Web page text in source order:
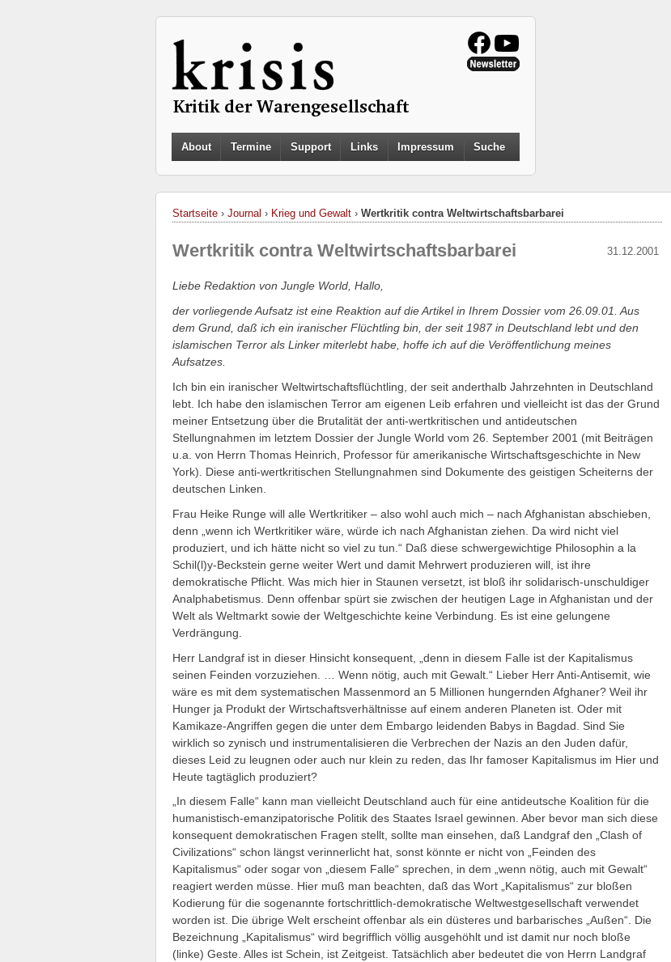
About Termine Support Links Impressum Suche
Startseite › Journal › Krieg und Gewalt › Wertkritik contra Weltwirtschaftsbarbarei
31.12.2001
Wertkritik contra Weltwirtschaftsbarbarei
Liebe Redaktion von Jungle World, Hallo,
der vorliegende Aufsatz ist eine Reaktion auf die Artikel in Ihrem Dossier vom 26.09.01. Aus
dem Grund, daß ich ein iranischer Flüchtling bin, der seit 1987 in Deutschland lebt und den
islamischen Terror als Linker miterlebt habe, hoffe ich auf die Veröffentlichung meines
Aufsatzes.
Ich bin ein iranischer Weltwirtschaftsflüchtling, der seit anderthalb Jahrzehnten in Deutschland
lebt. Ich habe den islamischen Terror am eigenen Leib erfahren und vielleicht ist das der Grund
meiner Entsetzung über die Brutalität der anti-wertkritischen und antideutschen
Stellungnahmen im letztem Dossier der Jungle World vom 26. September 2001 (mit Beiträgen
u.a. von Herrn Thomas Heinrich, Professor für amerikanische Wirtschaftsgeschichte in New
York). Diese anti-wertkritischen Stellungnahmen sind Dokumente des geistigen Scheiterns der
deutschen Linken.
Frau Heike Runge will alle Wertkritiker – also wohl auch mich – nach Afghanistan abschieben,
denn „wenn ich Wertkritiker wäre, würde ich nach Afghanistan ziehen. Da wird nicht viel
produziert, und ich hätte nicht so viel zu tun.“ Daß diese schwergewichtige Philosophin a la
Schil(l)y-Beckstein gerne weiter Wert und damit Mehrwert produzieren will, ist ihre
demokratische Pflicht. Was mich hier in Staunen versetzt, ist bloß ihr solidarisch-unschuldiger
Analphabetismus. Denn offenbar spürt sie zwischen der heutigen Lage in Afghanistan und der
Welt als Weltmarkt sowie der Weltgeschichte keine Verbindung. Es ist eine gelungene
Verdrängung.
Herr Landgraf ist in dieser Hinsicht konsequent, „denn in diesem Falle ist der Kapitalismus
seinen Feinden vorzuziehen. … Wenn nötig, auch mit Gewalt.“ Lieber Herr Anti-Antisemit, wie
wäre es mit dem systematischen Massenmord an 5 Millionen hungernden Afghaner? Weil ihr
Hunger ja Produkt der Wirtschaftsverhältnisse auf einem anderen Planeten ist. Oder mit
Kamikaze-Angriffen gegen die unter dem Embargo leidenden Babys in Bagdad. Sind Sie
wirklich so zynisch und instrumentalisieren die Verbrechen der Nazis an den Juden dafür,
dieses Leid zu leugnen oder auch nur klein zu reden, das Ihr famoser Kapitalismus im Hier und
Heute tagtäglich produziert?
„In diesem Falle“ kann man vielleicht Deutschland auch für eine antideutsche Koalition für die
humanistisch-emanzipatorische Politik des Staates Israel gewinnen. Aber bevor man sich diese
konsequent demokratischen Fragen stellt, sollte man einsehen, daß Landgraf den „Clash of
Civilizations“ schon längst verinnerlicht hat, sonst könnte er nicht von „Feinden des
Kapitalismus“ oder sogar von „diesem Falle“ sprechen, in dem „wenn nötig, auch mit Gewalt“
reagiert werden müsse. Hier muß man beachten, daß das Wort „Kapitalismus“ zur bloßen
Kodierung für die sogenannte fortschrittlich-demokratische Weltwestgesellschaft verwendet
worden ist. Die übrige Welt erscheint offenbar als ein düsteres und barbarisches „Außen“. Die
Bezeichnung „Kapitalismus“ wird begrifflich völlig ausgehöhlt und ist damit nur noch bloße
(linke) Geste. Alles ist Schein, ist Zeitgeist. Tatsächlich aber bedeutet die von Herrn Landgraf